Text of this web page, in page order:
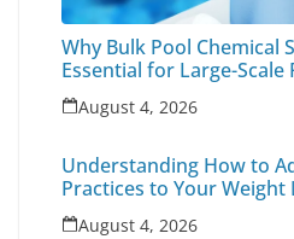
Why Bulk Pool Chemical
Essential for Large-
August 4, 2026
Understanding How to
Practices to Your Weight
August 4, 2026